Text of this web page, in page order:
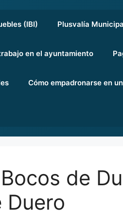
(IBI) Plusvalía
en el ayuntamiento
Cómo empadronarse en
de
Duero